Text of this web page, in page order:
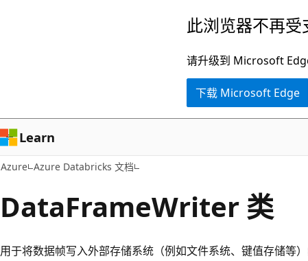
容
此浏览器不再受
请升级到 Microsoft
下载 Microsoft Edge
Learn
Azure Azure Databricks 文档
DataFrameWriter 类
用于将数据帧写入外部存储系统（例如文件系统、键值存储等）